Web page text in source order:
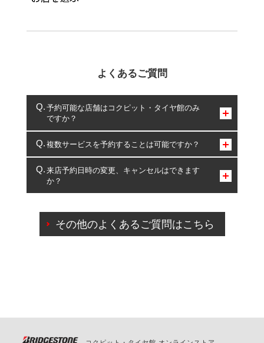
よくあるご質問
予約可能な店舗はコクピット・タイヤ館のみ
ですか？
コクピット・タイヤ館のみとなります。
複数サービスを予約することは可能ですか？
複数サービスのご予約は可能です。
一部の商品・サービスの組み合わせに限り、同時にご予約が
出来ないものもございます。
来店予約日時の変更、キャンセルはできます
か？
ご来店予約日の3営業日前を過ぎている場合のご予約
の日時変更につきましては、直接ご予約の店舗まで
その他のよくあるご質問はこちら